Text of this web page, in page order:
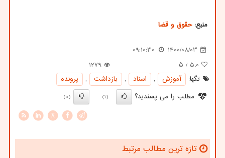
منبع:حقوق و قضا
1400/08/03
09:10:30
5.0 / ۵
1279
تگها:
آموزش , اسناد , بازداشت ,
پرونده
مطلب را می پسندید؟
(1)
(0)
X
تازه ترین مطالب مرتبط